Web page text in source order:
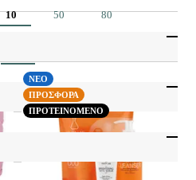
10 50 80
ΝΕΟ
ΠΡΟΣΦΟΡΑ
ΠΡΟΤΕΙΝΟΜΕΝΟ